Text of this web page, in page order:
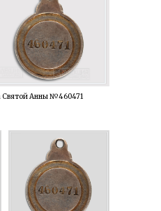
Святой Анны №460471